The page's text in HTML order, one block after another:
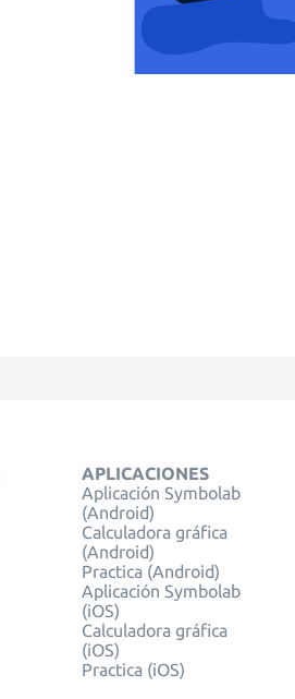
APLICACIONES
Aplicación Symbolab
(Android)
Calculadora gráfica
(Android)
Practica (Android)
Aplicación Symbolab
(iOS)
Calculadora gráfica
(iOS)
Practica (iOS)